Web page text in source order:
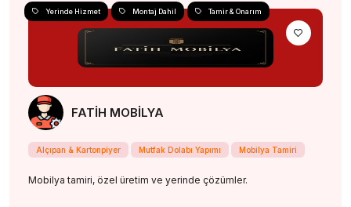
Yerinde Hizmet Montaj Dahil Tamir & Onarım
FATİH MOBİLYA
Alçıpan & Kartonpiyer Mutfak Dolabı Yapımı Mobilya Tamiri
Mobilya tamiri, özel üretim ve yerinde çözümler.